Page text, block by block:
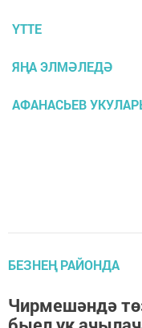
ҮТТЕ
ЯҢА ЭЛМӘЛЕДӘ
АФАНАСЬЕВ
БЕЗНЕҢ РАЙОНДА
Чирмешәндә